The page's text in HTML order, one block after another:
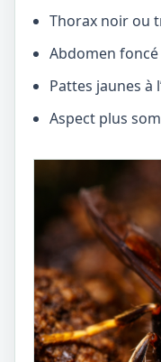
Thorax noir ou
Abdomen
Pattes jaunes à
Aspect plus